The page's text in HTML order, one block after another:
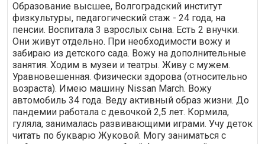
Образование высшее, Волгоградский институт
физкультуры, педагогический стаж - 24 года, на
пенсии. Воспитала 3 взрослых сына. Есть 2 внучки.
Они живут отдельно. При необходимости вожу и
забираю из детского сада. Вожу на дополнительные
занятия. Ходим в музеи и театры. Живу с мужем.
Уравновешенная. Физически здорова (относительно
возраста). Имею машину Nissan March. Вожу
автомобиль 34 года. Веду активный образ жизни. До
пандемии работала с девочкой 2,5 лет. Кормила,
гуляла, занималась развивающими играми. Учу деток
читать по букварю Жуковой. Могу заниматься с